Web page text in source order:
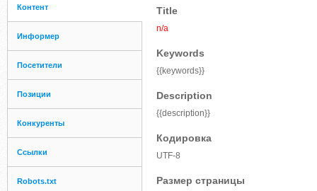
Контент
Информер
Посетители
Позиции
Конкуренты
Ссылки
Robots.txt
Title
n/a
Keywords
{{keywords}}
Description
{{description}}
Кодировка
UTF-8
Размер страницы